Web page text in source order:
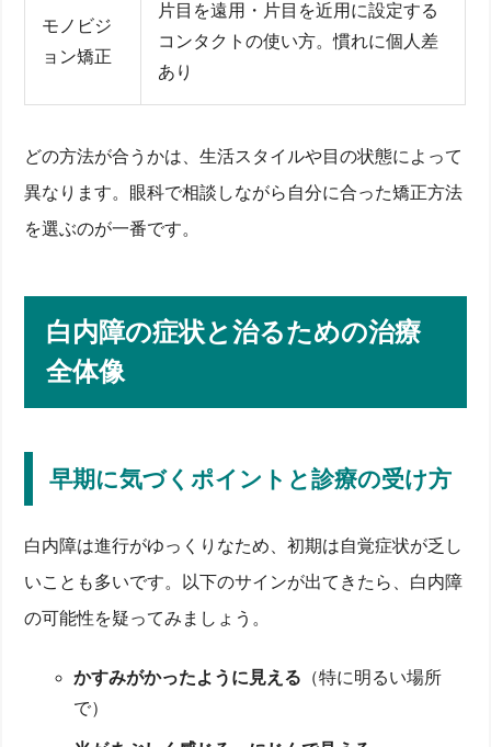
モノビジ
ョン矯正
片目を遠用・片目を近用に設定する
コンタクトの使い方。慣れに個人差
あり
どの方法が合うかは、生活スタイルや目の状態によって
異なります。眼科で相談しながら自分に合った矯正方法
を選ぶのが一番です。
白内障の症状と治るための治療
全体像
早期に気づくポイントと診療の受け方
白内障は進行がゆっくりなため、初期は自覚症状が乏し
いことも多いです。以下のサインが出てきたら、白内障
の可能性を疑ってみましょう。
かすみがかったように見える （特に明るい場所
で）
老眼と白内障の関係・違いを徹底解説
老眼と白内障の関係とは？加齢で起こる2つの病気
症状と見え方の違いをチェック
放置すると生活にどんな支障が出る？
いつ老眼になる？年齢と時間経過の目安
コンタクトレンズ・メガネでの矯正方法
白内障の症状と治るための治療全体像
早期に気づくポイントと診療の受け方
白内障・老眼は治る？生活改善と治療
イント
白内障手術後に起きる見え方の変化
単焦点レンズ vs 多焦点レンズで老眼鏡が必要か